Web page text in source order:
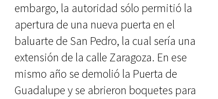
embargo, la autoridad sólo permitió la
apertura de una nue­va puerta en el
baluarte de San Pe­dro, la cual sería una
extensión de la calle Zaragoza. En ese
mismo año se demolió la Puerta de
Guadalupe y se abrieron boquetes para